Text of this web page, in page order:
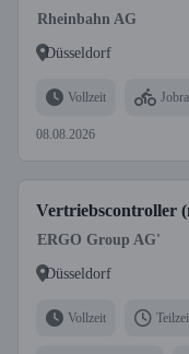
Rheinbahn AG
Düsseldorf
Vollzeit
08.08.2026
Vertriebscontroller
ERGO Group AG'
Düsseldorf
Vollzeit